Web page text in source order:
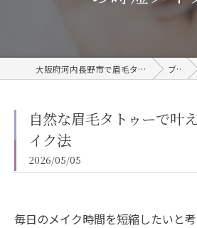
大阪府河内長野市で眉毛タトゥーならwill care サロン ブログ
自然な眉毛タトゥーで叶
イク法
2026/05/05
毎日のメイク時間を短縮したいと